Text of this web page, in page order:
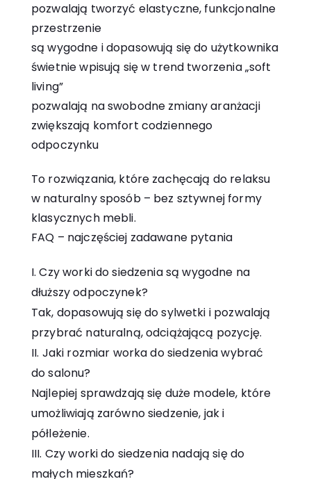
pozwalają tworzyć elastyczne, funkcjonalne
przestrzenie
są wygodne i dopasowują się do użytkownika
świetnie wpisują się w trend tworzenia „soft
living”
pozwalają na swobodne zmiany aranżacji
zwiększają komfort codziennego
odpoczynku
To rozwiązania, które zachęcają do relaksu
w naturalny sposób – bez sztywnej formy
klasycznych mebli.
FAQ – najczęściej zadawane pytania
Czy worki do siedzenia są wygodne na
dłuższy odpoczynek?
Tak, dopasowują się do sylwetki i pozwalają
przybrać naturalną, odciążającą pozycję.
Jaki rozmiar worka do siedzenia wybrać
do salonu?
Najlepiej sprawdzają się duże modele, które
umożliwiają zarówno siedzenie, jak i
półleżenie.
Czy worki do siedzenia nadają się do
małych mieszkań?